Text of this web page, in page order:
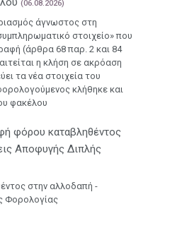
(06.08.2026)
άγνωστος στη
στοιχείο» που
(άρθρα 68 παρ. 2 και 84
η κλήση σε ακρόαση
τα νέα στοιχεία του
κλήθηκε και
φακέλου
φόρου καταβληθέντος
Αποφυγής Διπλής
στην αλλοδαπή -
Φορολογίας